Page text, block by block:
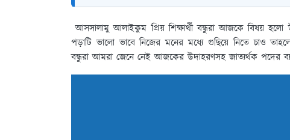
আসসালামু আলাইকুম প্রিয় শিক্ষার্থী বন্ধুরা আজকে বিষয়
পড়াটি ভালো ভাবে নিজের মনের মধ্যে গুছিয়ে নিতে চাও
বন্ধুরা আমরা জেনে নেই আজকের উদাহরণসহ জাত্যর্থক পদের